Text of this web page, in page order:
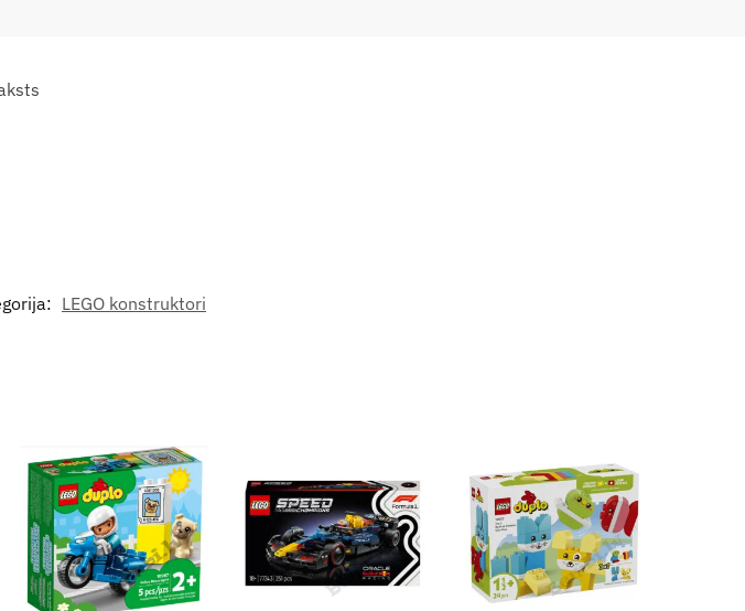
LEGO konstruktori